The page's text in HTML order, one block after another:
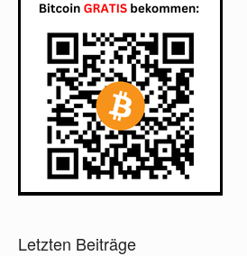
Letzten Beiträge